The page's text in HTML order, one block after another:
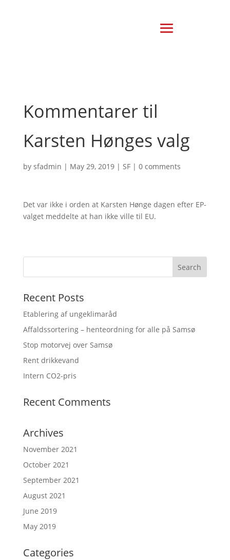
Kommentarer til
Karsten Hønges valg
by sfadmin | May 29, 2019| SF| 0 comments
Det var ikke i orden at Karsten Hønge dagen efter EP-
valget meddelte at han ikke ville til EU.
Recent Posts
Etablering af ungeklimaråd
Affaldssortering – henteordning for alle på Samsø
Stop motorvej over Samsø
Rent drikkevand
Intern CO2-pris
Recent Comments
Archives
November 2021
October 2021
September 2021
August 2021
June 2019
May 2019
Categories